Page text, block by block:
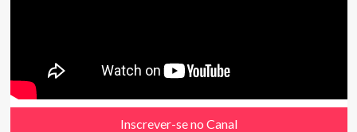
Inscrever-se no Canal